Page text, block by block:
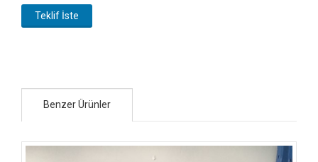
Teklif İste
Benzer Ürünler